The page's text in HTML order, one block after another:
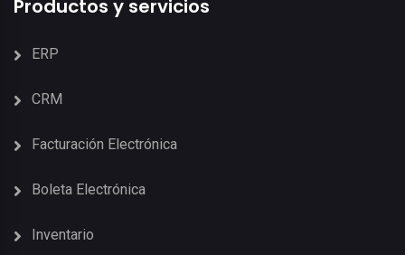
Productos y servicios
ERP
CRM
Facturación Electrónica
Boleta Electrónica
Inventario